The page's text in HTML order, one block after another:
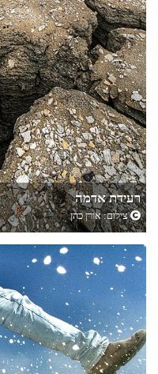
רעידת אדמה
צילום:אורן כהן